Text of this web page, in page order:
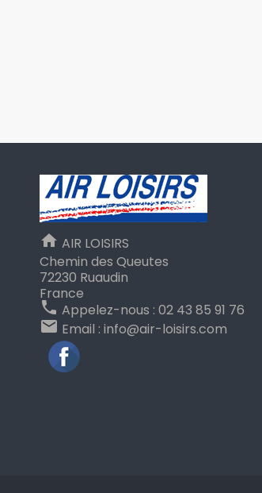
home AIR LOISIRS
Chemin des Queutes
72230 Ruaudin
France
phone Appelez-nous : 02 43 85 91 76
email Email : info@air-loisirs.com